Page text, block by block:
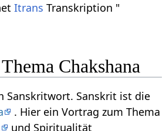
Itrans Transkription "
Chakshana
Sanskritwort. Sanskrit ist die
. Hier ein Vortrag zum Thema
und Spiritualität